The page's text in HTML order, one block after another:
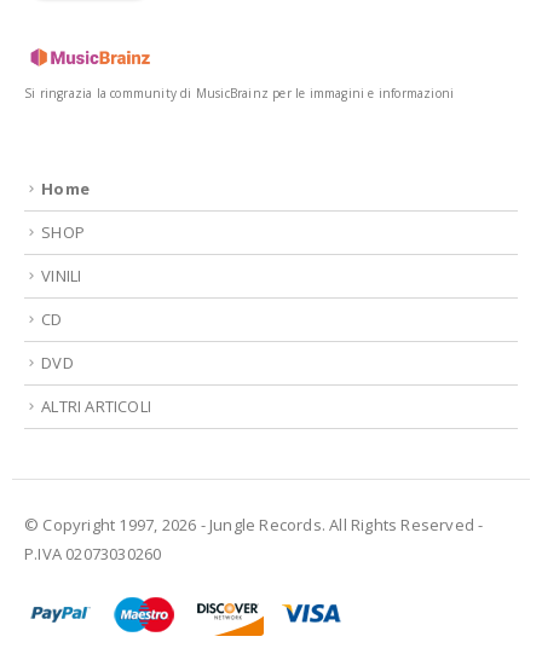
Si ringrazia la community di MusicBrainz per le immagini e informazioni
Home
SHOP
VINILI
CD
DVD
ALTRI ARTICOLI
© Copyright 1997, 2026 - Jungle Records. All Rights Reserved -
P.IVA 02073030260